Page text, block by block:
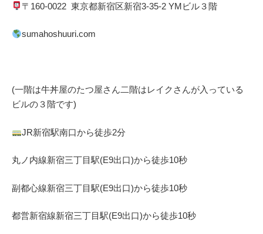
〒 160-0022 東京都新宿区新宿3-35-2 YMビル３階
sumahoshuuri.com
(一階は牛丼屋のたつ屋さん二階はレイクさんが入っている
ビルの３階です)
JR新宿駅南口から徒歩2分
丸ノ内線新宿三丁目駅(E9出口)から徒歩10秒
副都心線新宿三丁目駅(E9出口)から徒歩10秒
都営新宿線新宿三丁目駅(E9出口)から徒歩10秒